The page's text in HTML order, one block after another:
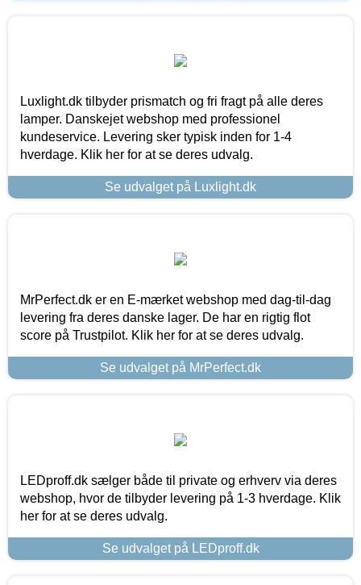
Luxlight.dk tilbyder prismatch og fri fragt på alle deres
lamper. Danskejet webshop med professionel
kundeservice. Levering sker typisk inden for 1-4
hverdage. Klik her for at se deres udvalg.
Se udvalget på Luxlight.dk
MrPerfect.dk er en E-mærket webshop med dag-til-dag
levering fra deres danske lager. De har en rigtig flot
score på Trustpilot. Klik her for at se deres udvalg.
Se udvalget på MrPerfect.dk
LEDproff.dk sælger både til private og erhverv via deres
webshop, hvor de tilbyder levering på 1-3 hverdage. Klik
her for at se deres udvalg.
Se udvalget på LEDproff.dk